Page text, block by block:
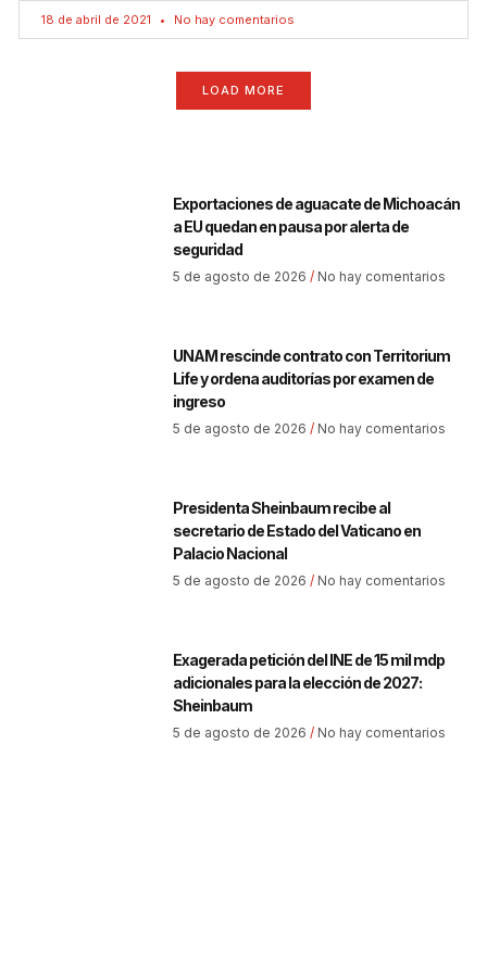
18 de abril de 2021 No hay comentarios
LOAD MORE
Exportaciones de aguacate de Michoacán
a EU quedan en pausa por alerta de
seguridad
5 de agosto de 2026 No hay comentarios
UNAM rescinde contrato con Territorium
Life y ordena auditorías por examen de
ingreso
5 de agosto de 2026 No hay comentarios
Presidenta Sheinbaum recibe al
secretario de Estado del Vaticano en
Palacio Nacional
5 de agosto de 2026 No hay comentarios
Exagerada petición del INE de 15 mil mdp
adicionales para la elección de 2027:
Sheinbaum
5 de agosto de 2026 No hay comentarios